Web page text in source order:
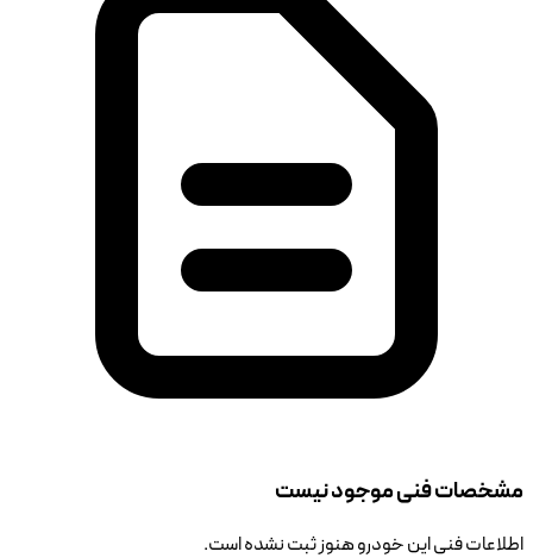
مشخصات فنی موجود نیست
اطلاعات فنی این خودرو هنوز ثبت نشده است.